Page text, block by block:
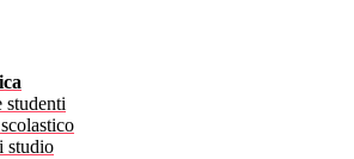
studenti
studio